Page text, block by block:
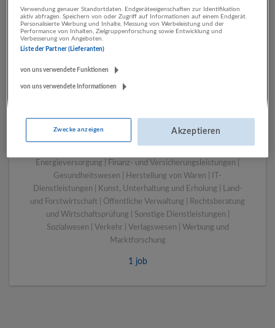
LUGSTEIN CONSULTING
Energieversorgung | Finanz- und Versicherungsleistungen |
Gesundheitswesen | Herstellung von Waren | IT-
Dienstleistungen | Kunst, Unterhaltung und Erholung | Land-
und Forstwirtschaft | Öffentliche Verwaltung | Rechtsberatung
und Wirtschaftsprüfung | Sonstige Dienstleistungen |
Sozialwesen | Verkehr | Verlagswesen | Werbung und
Marktforschung
1 job
Verwendung genauer Standortdaten. Endgeräteeigenschaften zur Identifikation
aktiv abfragen. Speichern von oder Zugriff auf Informationen auf einem Endgerät.
Personalisierte Werbung und Inhalte, Messung von Werbeleistung und der
Performance von Inhalten, Zielgruppenforschung sowie Entwicklung und
Verbesserung von Angeboten.
Liste der Partner (Lieferanten)
von uns verwendete Funktionen
von uns verwendete Informationen
Zwecke anzeigen Akzeptieren